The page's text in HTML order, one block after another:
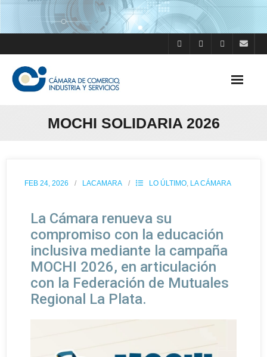
MOCHI SOLIDARIA 2026
FEB 24, 2026 LACAMARA LO ÚLTIMO, LA CÁMARA
La Cámara renueva su
compromiso con la educación
inclusiva mediante la campaña
MOCHI 2026, en articulación
con la Federación de Mutuales
Regional La Plata.